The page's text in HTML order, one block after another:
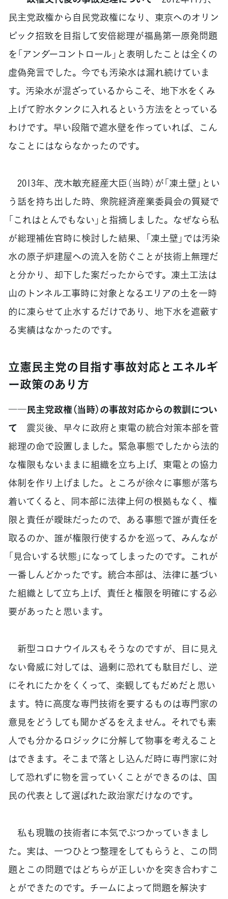
民主党政権から自民党政権になり、東京へのオリン
ピック招致を目指して安倍総理が福島第一原発問題
を「アンダーコントロール」と表明したことは全くの
虚偽発言でした。今でも汚染水は漏れ続けていま
す。汚染水が混ざっているからこそ、地下水をくみ
上げて貯水タンクに入れるという方法をとっている
わけです。早い段階で遮水壁を作っていれば、こん
なことにはならなかったのです。
2013年、茂木敏充経産大臣（当時）が「凍土壁」とい
う話を持ち出した時、衆院経済産業委員会の質疑で
「これはとんでもない」と指摘しました。なぜなら私
が総理補佐官時に検討した結果、「凍土壁」では汚染
水の原子炉建屋への流入を防ぐことが技術上無理だ
と分かり、却下した案だったからです。凍土工法は
山のトンネル工事時に対象となるエリアの土を一時
的に凍らせて止水するだけであり、地下水を遮蔽す
る実績はなかったのです。
立憲民主党の目指す事故対応とエネルギ
ー政策のあり方
――民主党政権（当時）の事故対応からの教訓につい
て 震災後、早々に政府と東電の統合対策本部を菅
総理の命で設置しました。緊急事態でしたから法的
な権限もないままに組織を立ち上げ、東電との協力
体制を作り上げました。ところが徐々に事態が落ち
着いてくると、同本部に法律上何の根拠もなく、権
限と責任が曖昧だったので、ある事態で誰が責任を
取るのか、誰が権限行使するかを巡って、みんなが
「見合いする状態」になってしまったのです。これが
一番しんどかったです。統合本部は、法律に基づい
た組織として立ち上げ、責任と権限を明確にする必
要があったと思います。
新型コロナウイルスもそうなのですが、目に見え
ない脅威に対しては、過剰に恐れても駄目だし、逆
にそれにたかをくくって、楽観してもだめだと思い
ます。特に高度な専門技術を要するものは専門家の
意見をどうしても聞かざるをえません。それでも素
人でも分かるロジックに分解して物事を考えること
はできます。そこまで落とし込んだ時に専門家に対
して恐れずに物を言っていくことができるのは、国
民の代表として選ばれた政治家だけなのです。
私も現職の技術者に本気でぶつかっていきまし
た。実は、一つひとつ整理をしてもらうと、この問
題とこの問題ではどちらが正しいかを突き合わすこ
とができたのです。チームによって問題を解決す